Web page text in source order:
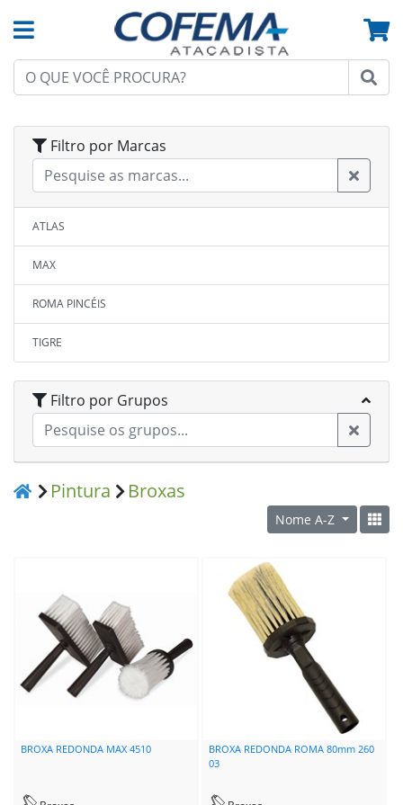
Filtro por Marcas
ATLAS
MAX
ROMA PINCÉIS
TIGRE
Filtro por Grupos
Pintura Broxas
Nome A-Z
BROXA REDONDA MAX 4510
BROXA REDONDA ROMA 80mm 260
03